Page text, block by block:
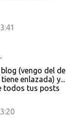
(vengo del de
enlazada) y...
todos tus posts